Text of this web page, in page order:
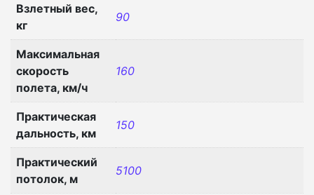
Взлетный вес,
кг
90
Максимальная
скорость
полета, км/ч
160
Практическая
дальность, км
150
Практический
потолок, м
5100